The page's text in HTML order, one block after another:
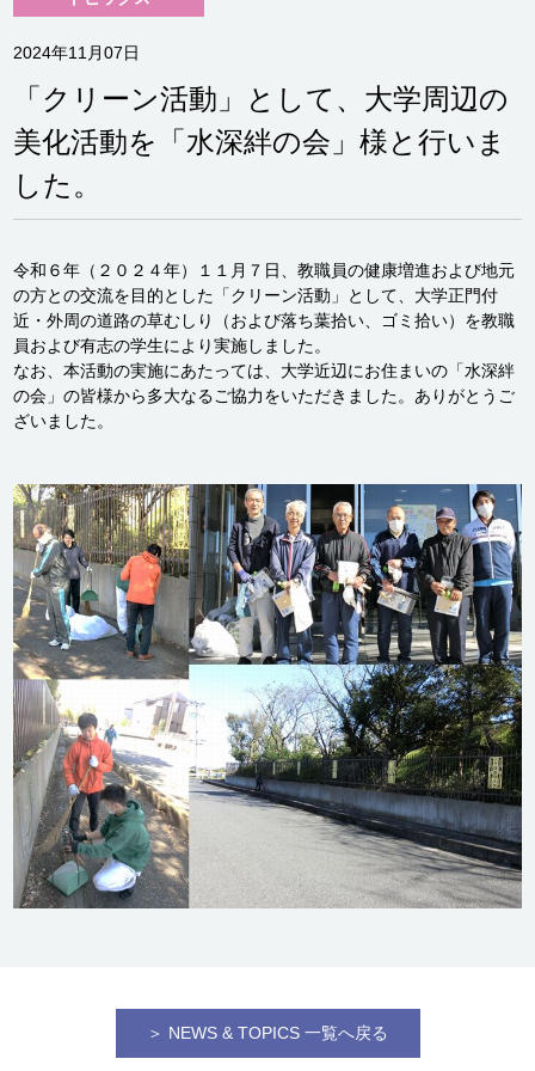
2024年11月07日
「クリーン活動」として、大学周辺の
美化活動を「水深絆の会」様と行いま
した。
令和６年（２０２４年）１１月７日、教職員の健康増進および地元
の方との交流を目的とした「クリーン活動」として、大学正門付
近・外周の道路の草むしり（および落ち葉拾い、ゴミ拾い）を教職
員および有志の学生により実施しました。
なお、本活動の実施にあたっては、大学近辺にお住まいの「水深絆
の会」の皆様から多大なるご協力をいただきました。ありがとうご
ざいました。
＞ NEWS & TOPICS 一覧へ戻る